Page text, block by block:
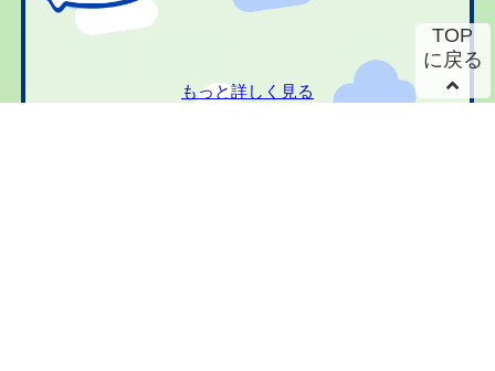
もっと詳しく見る
TOP
に戻る